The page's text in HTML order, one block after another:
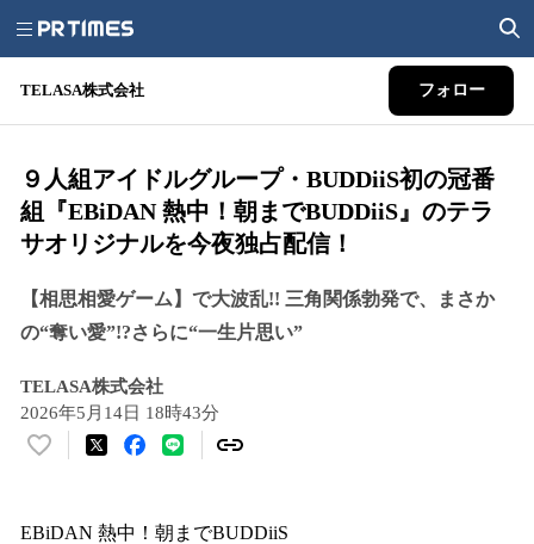
TELASA株式会社 フォロー
９人組アイドルグループ・BUDDiiS初の冠番
組『EBiDAN 熱中！朝までBUDDiiS』のテラ
サオリジナルを今夜独占配信！
【相思相愛ゲーム】で大波乱!! 三角関係勃発で、まさか
の“奪い愛”!?さらに“一生片思い”
TELASA株式会社
2026年5月14日 18時43分
い
！
EBiDAN 熱中！朝までBUDDiiS